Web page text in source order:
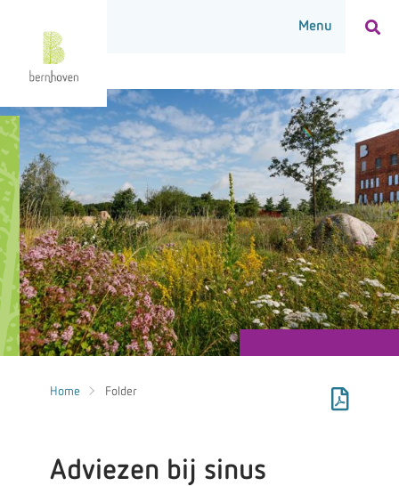
Home Folder
Adviezen bij sinus